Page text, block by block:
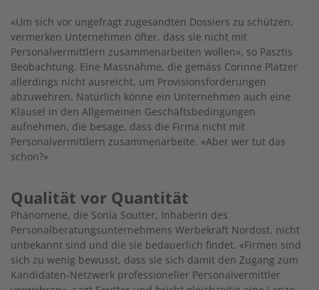
«Um sich vor ungefragt zugesandten Dossiers zu schützen,
vermerken Unternehmen öfter, dass sie nicht mit
Personalvermittlern zusammenarbeiten wollen», so Pasztis
Beobachtung. Eine Massnahme, die gemäss Corinne Platzer
allerdings nicht ausreicht, um Provisionsforderungen
abzuwehren. Natürlich könne ein Unternehmen auch eine
Klausel in den Allgemeinen Geschäftsbedingungen
aufnehmen, die besage, dass die Firma nicht mit
Personalvermittlern zusammenarbeite. «Aber wer tut das
schon?»
Qualität vor Quantität
Phänomene, die Sonia Soutter, Inhaberin des
Personalberatungsunternehmens Werbekraft Nordost, nicht
unbekannt sind und die sie bedauerlich findet. «Firmen sind
sich zu wenig bewusst, dass sie sich damit den Zugang zum
Kandidaten-Netzwerk professioneller Personalvermittler